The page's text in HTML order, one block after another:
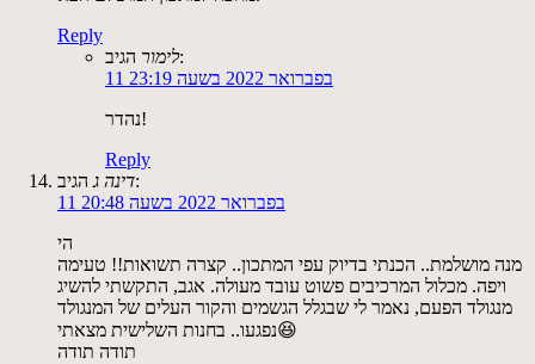
Reply
לימורהגיב:
11 בפברואר 2022 בשעה 23:19
נהדר!
Reply
דינה גהגיב:
11 בפברואר 2022 בשעה 20:48
הי
מנה מושלמת.. הכנתי בדיוק עפי המתכון.. קצרה תשואות!! טעימה
ויפה. מכלול המרכיבים פשוט עובד מעולה. אגב, התקשתי להשיג
מנגולד הפעם, נאמר לי שבגלל הגשמים והקור העלים של המנגולד
נפגעו.. בחנות השלישית מצאתי😆
תודה תודה